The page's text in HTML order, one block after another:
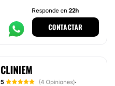
Responde en 22h
CONTACTAR
CLINIEM
5 (4 Opiniones)·